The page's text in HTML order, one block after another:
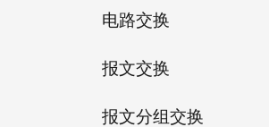
电路交换
报文交换
报文分组交换